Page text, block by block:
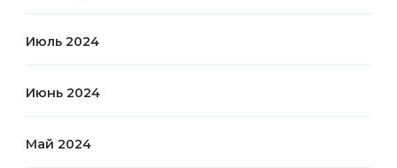
Июль 2024
Июнь 2024
Май 2024